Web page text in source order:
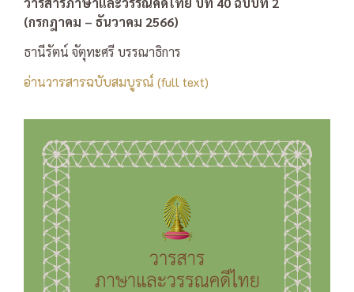
(กรกฎาคม – ธันวาคม 2566)
ธานีรัตน์ จัตุทะศรี บรรณาธิการ
อ่านวารสารฉบับสมบูรณ์ (full text)